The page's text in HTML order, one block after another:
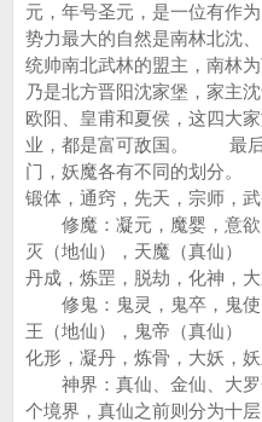
元，年号圣元，是一位有
势力最大的自然是南林北
统帅南北武林的盟主，南林
乃是北方晋阳沈家堡，家
欧阳、皇甫和夏侯，这四大
业，都是富可敌国。 最后
门，妖魔各有不同的划分
锻体，通窍，先天，宗师，
修魔：凝元，魔婴，意欲
灭（地仙），天魔（真仙
丹成，炼罡，脱劫，化神，
修鬼：鬼灵，鬼卒，鬼使
王（地仙），鬼帝（真仙
化形，凝丹，炼骨，大妖，
神界：真仙、金仙、大
个境界，真仙之前则分为十